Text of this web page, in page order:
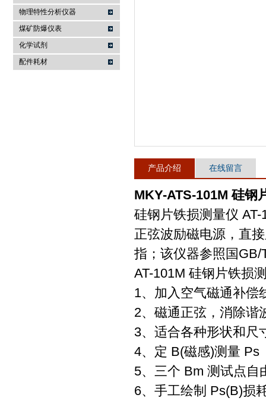
物理特性分析仪器
煤矿防爆仪表
化学试剂
配件耗材
产品介绍 在线留言
MKY-ATS-101M 硅钢
硅钢片铁损测量仪
正弦波励磁电源，直
指；该仪器参照国
AT-101M 硅钢片铁损
1、加入空气磁通补偿
2、磁通正弦，消除谐
3、适合各种形状和尺
4、定 B(磁感)测量 Ps
5、三个 Bm 测试点自
6、手工绘制 Ps(B)损